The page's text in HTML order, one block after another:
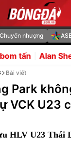
Chuyển nhượng
trầm trồ trước
Bài viết
Park
VCK U23
HLV U23 Thái